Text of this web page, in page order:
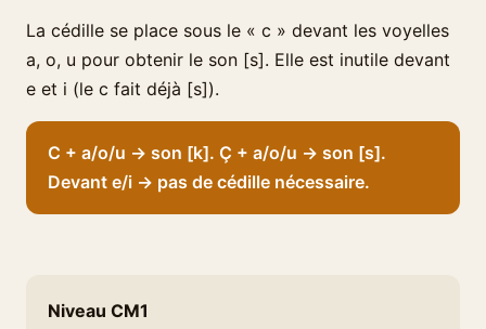
La cédille se place sous le « c » devant les voyelles
a, o, u pour obtenir le son [s]. Elle est inutile devant
e et i (le c fait déjà [s]).
C + a/o/u → son [k]. Ç + a/o/u → son [s].
Devant e/i → pas de cédille nécessaire.
Niveau CM1